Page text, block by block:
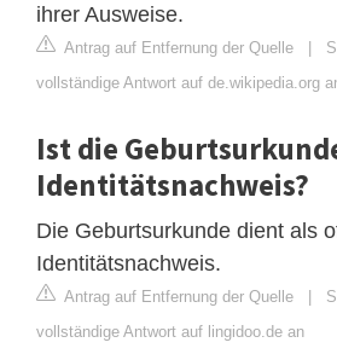
ihrer Ausweise.
Antrag auf Entfernung der Quelle |
vollständige Antwort auf de.wikipedia.org
Ist die
Identitätsnachweis?
Die Geburtsurkunde dient als
Identitätsnachweis.
Antrag auf Entfernung der Quelle |
vollständige Antwort auf lingidoo.de an